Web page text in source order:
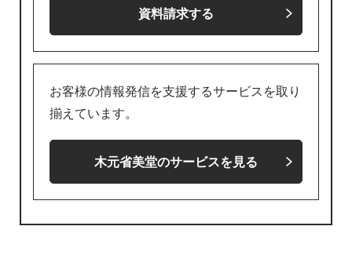
資料請求する
お客様の情報発信を支援するサービスを取り
揃えています。
木元省美堂のサービスを見る